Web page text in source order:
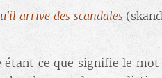
arrive des scandales
ce que signifie le